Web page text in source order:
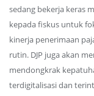
sedang bekerja keras
kepada fiskus untuk
kinerja penerimaan
rutin. DJP juga akan
mendongkrak
terdigitalisasi dan